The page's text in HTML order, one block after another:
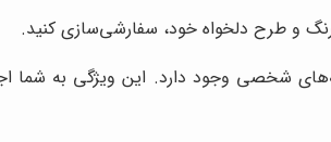
رنگ و طرح دلخواه خود، سفارشی‌سازی کنید.
شخصی وجود دارد. این ویژگی به شما